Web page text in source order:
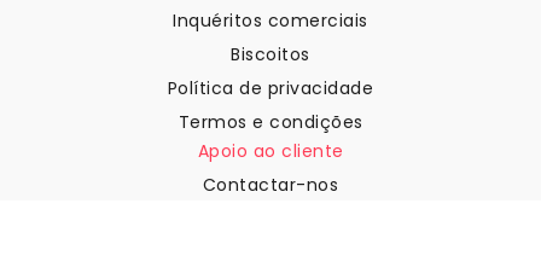
Inquéritos comerciais
Biscoitos
Política de privacidade
Termos e condições
Apoio ao cliente
Contactar-nos